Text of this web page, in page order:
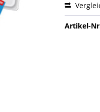
Artikel-